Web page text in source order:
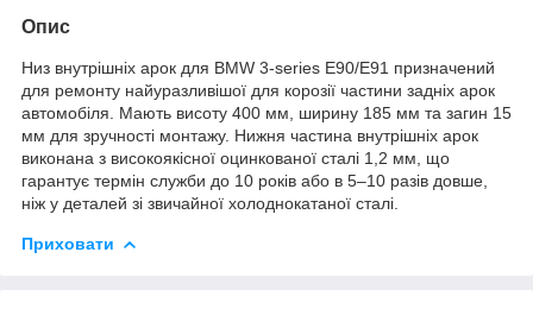
Опис
Низ внутрішніх арок для BMW 3-series E90/E91 призначений
для ремонту найуразливішої для корозії частини задніх арок
автомобіля. Мають висоту 400 мм, ширину 185 мм та загин 15
мм для зручності монтажу. Нижня частина внутрішніх арок
виконана з високоякісної оцинкованої сталі 1,2 мм, що
гарантує термін служби до 10 років або в 5–10 разів довше,
ніж у деталей зі звичайної холоднокатаної сталі.
Приховати